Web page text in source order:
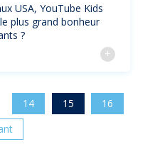
USA, YouTube Kids
plus grand bonheur
?
14 15
16